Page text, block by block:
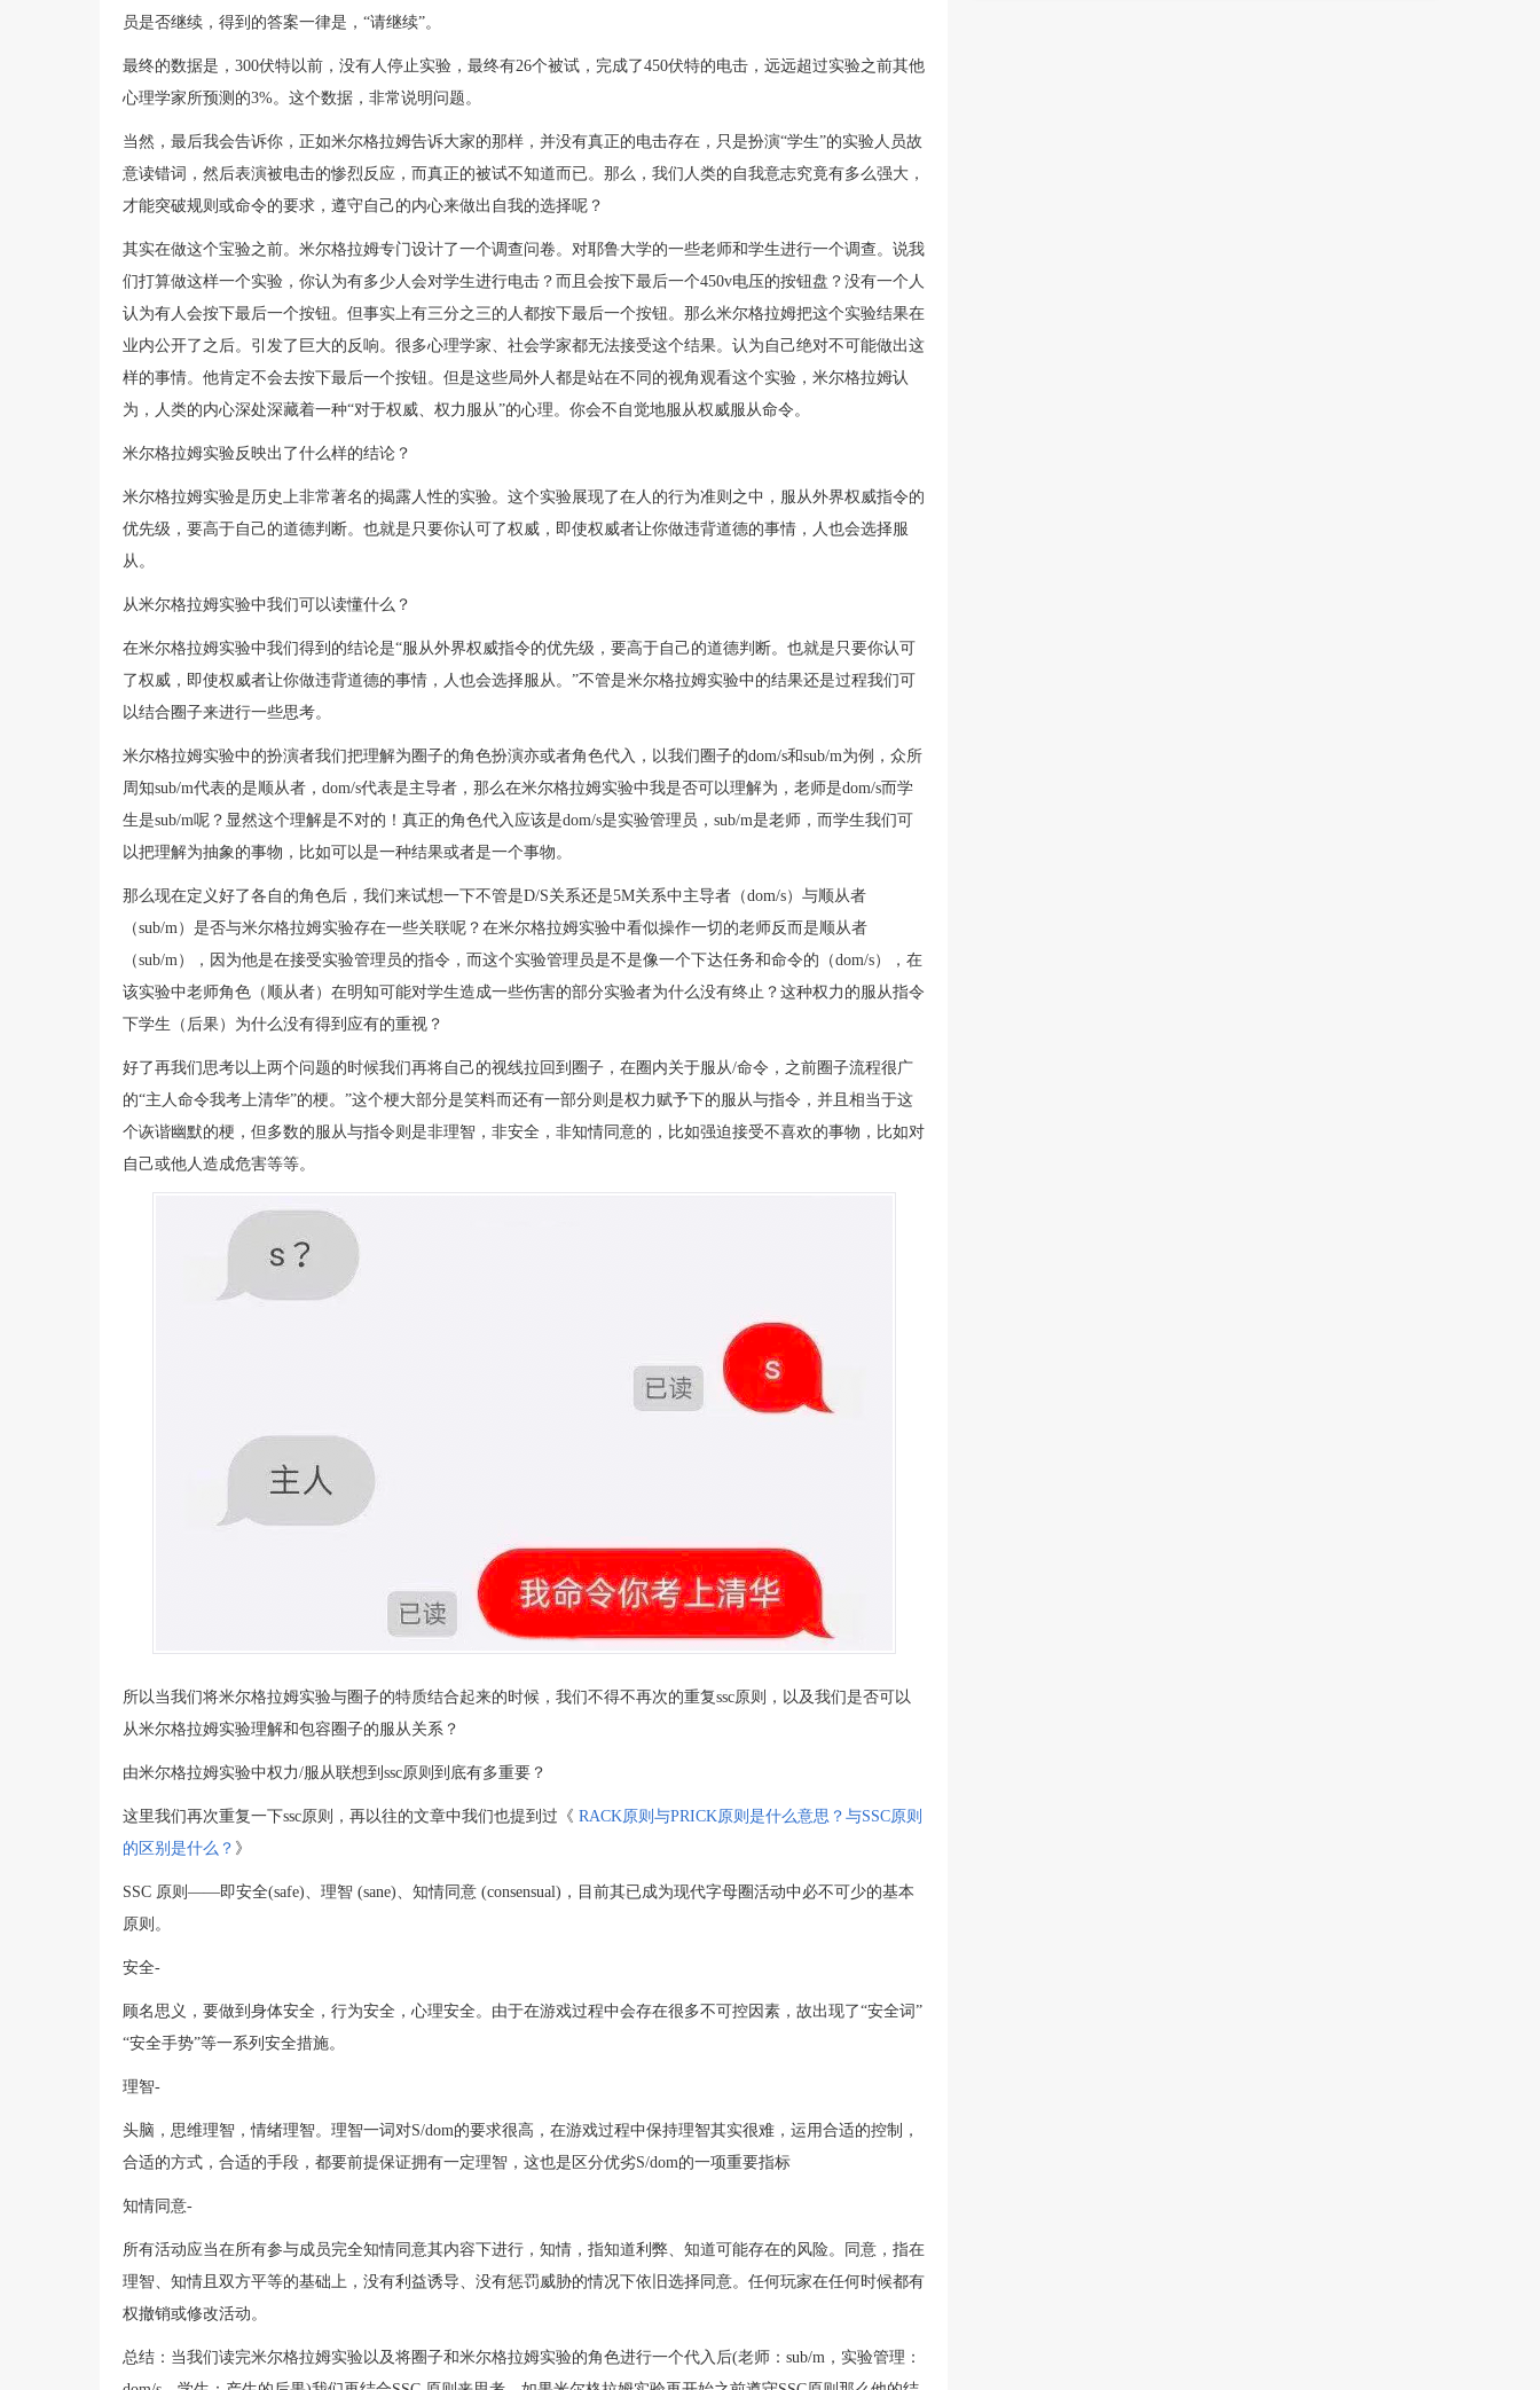
员是否继续，得到的答案一律是，“请继续”。
最终的数据是，300伏特以前，没有人停止实验，最终有26个被试，完成了450伏特的电击，远远超过实验之前其他
心理学家所预测的3%。这个数据，非常说明问题。
当然，最后我会告诉你，正如米尔格拉姆告诉大家的那样，并没有真正的电击存在，只是扮演“学生”的实验人员故
意读错词，然后表演被电击的惨烈反应，而真正的被试不知道而已。那么，我们人类的自我意志究竟有多么强大，
才能突破规则或命令的要求，遵守自己的内心来做出自我的选择呢？
其实在做这个宝验之前。米尔格拉姆专门设计了一个调查问卷。对耶鲁大学的一些老师和学生进行一个调查。说我
们打算做这样一个实验，你认为有多少人会对学生进行电击？而且会按下最后一个450v电压的按钮盘？没有一个人
认为有人会按下最后一个按钮。但事实上有三分之三的人都按下最后一个按钮。那么米尔格拉姆把这个实验结果在
业内公开了之后。引发了巨大的反响。很多心理学家、社会学家都无法接受这个结果。认为自己绝对不可能做出这
样的事情。他肯定不会去按下最后一个按钮。但是这些局外人都是站在不同的视角观看这个实验，米尔格拉姆认
为，人类的内心深处深藏着一种“对于权威、权力服从”的心理。你会不自觉地服从权威服从命令。
米尔格拉姆实验反映出了什么样的结论？
米尔格拉姆实验是历史上非常著名的揭露人性的实验。这个实验展现了在人的行为准则之中，服从外界权威指令的
优先级，要高于自己的道德判断。也就是只要你认可了权威，即使权威者让你做违背道德的事情，人也会选择服
从。
从米尔格拉姆实验中我们可以读懂什么？
在米尔格拉姆实验中我们得到的结论是“服从外界权威指令的优先级，要高于自己的道德判断。也就是只要你认可
了权威，即使权威者让你做违背道德的事情，人也会选择服从。”不管是米尔格拉姆实验中的结果还是过程我们可
以结合圈子来进行一些思考。
米尔格拉姆实验中的扮演者我们把理解为圈子的角色扮演亦或者角色代入，以我们圈子的dom/s和sub/m为例，众所
周知sub/m代表的是顺从者，dom/s代表是主导者，那么在米尔格拉姆实验中我是否可以理解为，老师是dom/s而学
生是sub/m呢？显然这个理解是不对的！真正的角色代入应该是dom/s是实验管理员，sub/m是老师，而学生我们可
以把理解为抽象的事物，比如可以是一种结果或者是一个事物。
那么现在定义好了各自的角色后，我们来试想一下不管是D/S关系还是5M关系中主导者（dom/s）与顺从者
（sub/m）是否与米尔格拉姆实验存在一些关联呢？在米尔格拉姆实验中看似操作一切的老师反而是顺从者
（sub/m），因为他是在接受实验管理员的指令，而这个实验管理员是不是像一个下达任务和命令的（dom/s），在
该实验中老师角色（顺从者）在明知可能对学生造成一些伤害的部分实验者为什么没有终止？这种权力的服从指令
下学生（后果）为什么没有得到应有的重视？
好了再我们思考以上两个问题的时候我们再将自己的视线拉回到圈子，在圈内关于服从/命令，之前圈子流程很广
的“主人命令我考上清华”的梗。”这个梗大部分是笑料而还有一部分则是权力赋予下的服从与指令，并且相当于这
个诙谐幽默的梗，但多数的服从与指令则是非理智，非安全，非知情同意的，比如强迫接受不喜欢的事物，比如对
自己或他人造成危害等等。
所以当我们将米尔格拉姆实验与圈子的特质结合起来的时候，我们不得不再次的重复ssc原则，以及我们是否可以
从米尔格拉姆实验理解和包容圈子的服从关系？
由米尔格拉姆实验中权力/服从联想到ssc原则到底有多重要？
这里我们再次重复一下ssc原则，再以往的文章中我们也提到过《 RACK原则与PRICK原则是什么意思？与SSC原则
的区别是什么？ 》
SSC 原则——即安全(safe)、理智 (sane)、知情同意 (consensual)，目前其已成为现代字母圈活动中必不可少的基本
原则。
安全-
顾名思义，要做到身体安全，行为安全，心理安全。由于在游戏过程中会存在很多不可控因素，故出现了“安全词”
“安全手势”等一系列安全措施。
理智-
头脑，思维理智，情绪理智。理智一词对S/dom的要求很高，在游戏过程中保持理智其实很难，运用合适的控制，
合适的方式，合适的手段，都要前提保证拥有一定理智，这也是区分优劣S/dom的一项重要指标
知情同意-
所有活动应当在所有参与成员完全知情同意其内容下进行，知情，指知道利弊、知道可能存在的风险。同意，指在
理智、知情且双方平等的基础上，没有利益诱导、没有惩罚威胁的情况下依旧选择同意。任何玩家在任何时候都有
权撤销或修改活动。
总结：当我们读完米尔格拉姆实验以及将圈子和米尔格拉姆实验的角色进行一个代入后(老师：sub/m，实验管理：